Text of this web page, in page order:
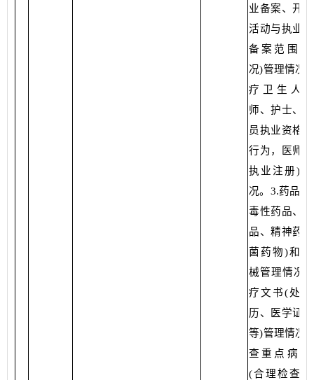
业备案、开
活动与执业
备案范围符
况)管理情况
疗卫生人
师、护士、
员执业资格
行为，医师
执业注册)
况。3.药品(
毒性药品、
品、精神药
菌药物)和
械管理情况
疗文书(处
历、医学证
等)管理情况
查重点病历
(合理检查